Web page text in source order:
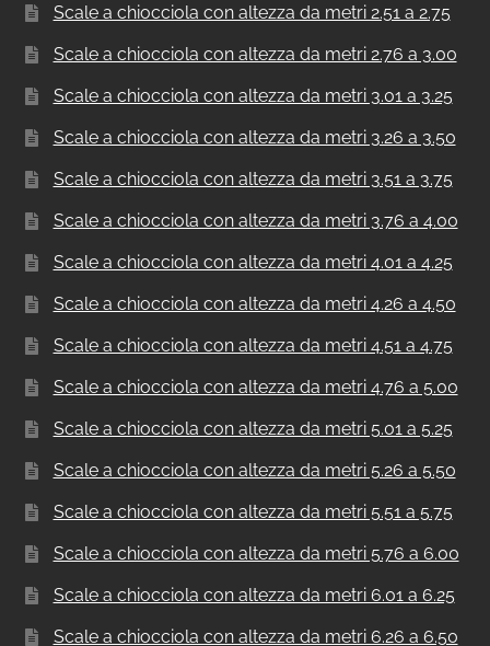
Scale a chiocciola con altezza da metri 2.51 a 2.75
Scale a chiocciola con altezza da metri 2.76 a 3.00
Scale a chiocciola con altezza da metri 3.01 a 3.25
Scale a chiocciola con altezza da metri 3.26 a 3.50
Scale a chiocciola con altezza da metri 3.51 a 3.75
Scale a chiocciola con altezza da metri 3.76 a 4.00
Scale a chiocciola con altezza da metri 4.01 a 4.25
Scale a chiocciola con altezza da metri 4.26 a 4.50
Scale a chiocciola con altezza da metri 4.51 a 4.75
Scale a chiocciola con altezza da metri 4.76 a 5.00
Scale a chiocciola con altezza da metri 5.01 a 5.25
Scale a chiocciola con altezza da metri 5.26 a 5.50
Scale a chiocciola con altezza da metri 5.51 a 5.75
Scale a chiocciola con altezza da metri 5.76 a 6.00
Scale a chiocciola con altezza da metri 6.01 a 6.25
Scale a chiocciola con altezza da metri 6.26 a 6.50